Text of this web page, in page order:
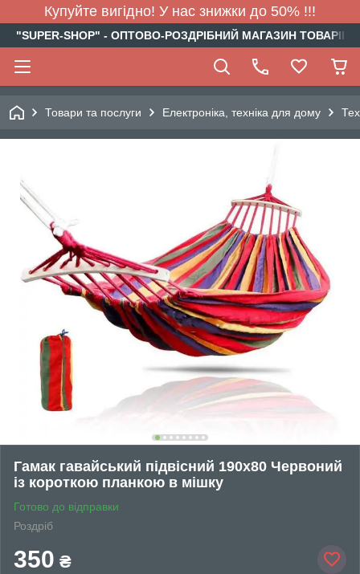
Купуйте вигідно! У нас знижки до 50% !!!
"SUPER-SHOP" - ОПТОВО-РОЗДРІБНИЙ МАГАЗИН
Товари та послуги Електроніка, техніка для дому
Гамак гавайський підвісний 190х80 Червоний
із короткою планкою в мішку
Готово до відправки
Роздріб
350 ₴